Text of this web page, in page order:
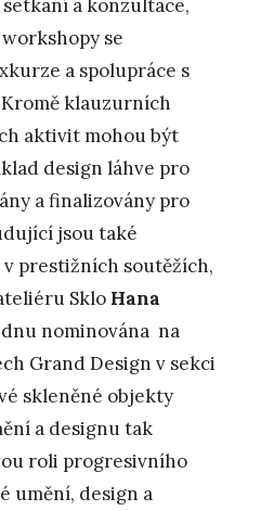
a konzultace,
se
a spolupráce s
klauzurních
aktivit mohou být
design láhve pro
a finalizovány pro
jsou také
prestižních soutěžích,
Sklo Hana
nominována na
Grand Design v sekci
skleněné objekty
a designu tak
roli progresivního
umění, design a